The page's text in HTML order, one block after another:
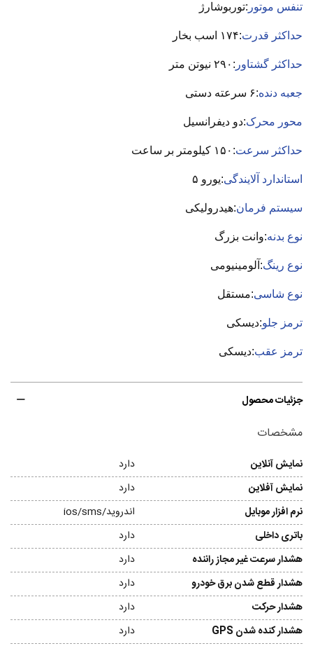
تنفس موتور :توربوشارژ
حداکثر قدرت:۱۷۴ اسب بخار
حداکثر گشتاور :۲۹۰ نیوتن متر
جعبه دنده:۶ سرعته دستی
محور محرک:دو دیفرانسیل
حداکثر سرعت:۱۵۰ کیلومتر بر ساعت
استاندارد آلایندگی:یورو ۵
سیستم فرمان:هیدرولیکی
نوع بدنه:وانت بزرگ
نوع رینگ:آلومینیومی
نوع شاسی:مستقل
ترمز جلو:دیسکی
ترمز عقب:دیسکی
جزئیات محصول
مشخصات
نمایش آنلاین
دارد
نمایش آفلاین
دارد
نرم افزار موبایل
اندروید/ios/sms
باتری داخلی
دارد
هشدار سرعت غیر مجاز راننده
دارد
هشدار قطع شدن برق خودرو
دارد
هشدار حرکت
دارد
هشدار کنده شدن GPS
دارد